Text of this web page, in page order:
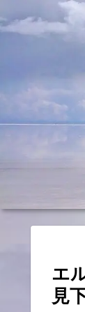
エ
見